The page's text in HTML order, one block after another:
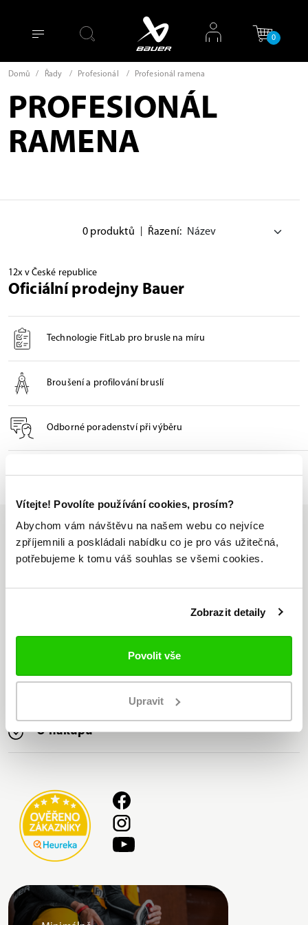
Vítejte! Povolíte používání cookies, prosím?
Abychom vám návštěvu na našem webu co nejvíce
zpříjemnili a poskládali nabídku co je pro vás užitečná,
potřebujeme k tomu váš souhlas se všemi cookies.
Zobrazit detaily
Povolit vše
Upravit
0
Domů / Řady / Profesionál / Profesionál ramena
PROFESIONÁL
RAMENA
0 produktů Řazení:
12x v České republice
Oficiální prodejny Bauer
Technologie FitLab pro brusle na míru
Broušení a profilování bruslí
Odborné poradenství při výběru
distributor značky Bauer v ČR
O nákupu